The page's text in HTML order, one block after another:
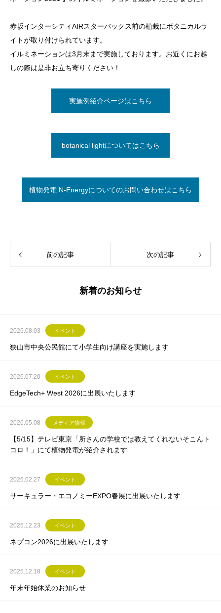
赤坂インターシティAIRスターバックス前の植栽にボタニカルラ
イトが取り付けられています。
イルミネーションは3月末まで実施しております。お近くにお越
しの際は是非お立ち寄りください！
実施例紹介ページはこちら
botanical lightについてはこちら
植物発電 N-Energyについてのお問い合わせはこちら
前の記事 次の記事
新着のお知らせ
2026.08.03 イベント
狭山市中央公民館にて小学生向け講座を実施します
2026.07.20 イベント
EdgeTech+ West 2026に出展いたします
2026.05.08 メディア情報
【5/15】テレビ東京「所さんの学校では教えてくれないそこんト
コロ！」にて植物発電が紹介されます
2026.02.27 イベント
サーキュラー・エコノミーEXPO春展に出展いたします
2025.12.23 イベント
ネプコン2026に出展いたします
2025.12.18 イベント
年末年始休業のお知らせ